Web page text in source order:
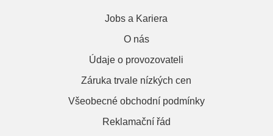
Jobs a Kariera
O nás
Údaje o provozovateli
Záruka trvale nízkých cen
Všeobecné obchodní podmínky
Reklamační řád